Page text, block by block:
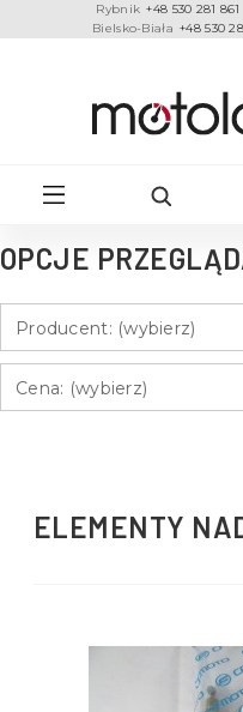
Rybnik +48 530 281 861
Bielsko-Biała +48 530
OPCJE
Producent: (wybierz)
Cena: (wybierz)
ELEMENTY